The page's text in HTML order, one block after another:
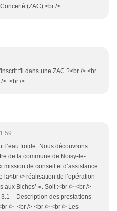
(ZAC).<br />
t'il dans une ZAC ?<br /> <br
/> <br />
l’eau froide. Nous découvrons
de la commune de Noisy-le-
mission de conseil et d’assistance
la<br /> réalisation de l’opération
aux Biches’ ». Soit :<br /> <br />
– Description des prestations
/> <br /> <br /> <br /> Les